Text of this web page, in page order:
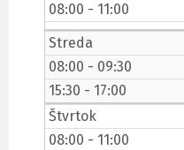
08:00 - 11:00
Streda
08:00 - 09:30
15:30 - 17:00
Štvrtok
08:00 - 11:00